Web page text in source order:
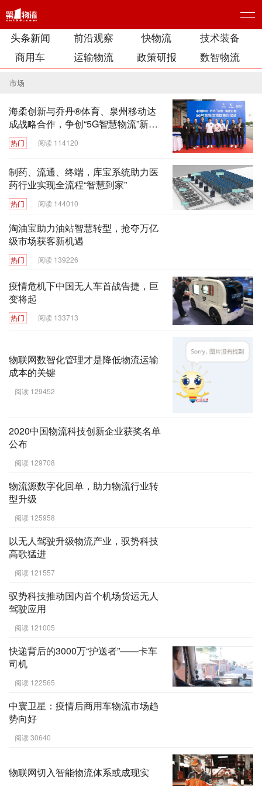
头条新闻 前沿观察 快物流
技术装备
商用车
运输物流 政策研报 数智物流
市场
海柔创新与乔丹®体育、泉州移动达
成战略合作，争创“5G智慧物流”新标
杆
热门 阅读 114120
制药、流通、终端，库宝系统助力医
药行业实现全流程“智慧到家”
热门 阅读 144010
淘油宝助力油站智慧转型，抢夺万亿
级市场获客新机遇
热门 阅读 139226
疫情危机下中国无人车首战告捷，巨
变将起
热门 阅读 133713
物联网数智化管理才是降低物流运输
成本的关键
阅读 129452
2020中国物流科技创新企业获奖名单
公布
阅读 129708
物流源数字化回单，助力物流行业转
型升级
阅读 125958
以无人驾驶升级物流产业，驭势科技
高歌猛进
阅读 121557
驭势科技推动国内首个机场货运无人
驾驶应用
阅读 121005
快递背后的3000万“护送者”——卡车
司机
阅读 122565
中寰卫星：疫情后商用车物流市场趋
势向好
阅读 30640
物联网切入智能物流体系或成现实